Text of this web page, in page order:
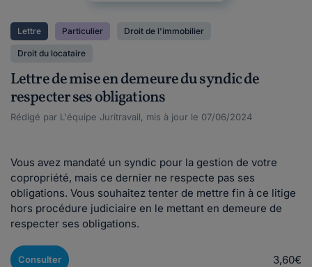
Lettre Particulier Droit de l'immobilier
Droit du locataire
Lettre de mise en demeure du syndic de
respecter ses obligations
Rédigé par L'équipe Juritravail, mis à jour le 07/06/2024
Vous avez mandaté un syndic pour la gestion de votre
copropriété, mais ce dernier ne respecte pas ses
obligations. Vous souhaitez tenter de mettre fin à ce litige
hors procédure judiciaire en le mettant en demeure de
respecter ses obligations.
Consulter 3,60€